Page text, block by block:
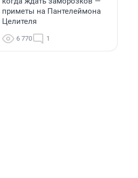
приметы на Пантелеймона
Целителя
6 770 1